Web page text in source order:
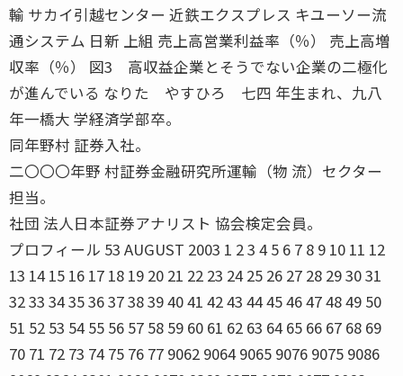
輸 サカイ引越センター 近鉄エクスプレス キユーソー流
通システム 日新 上組 売上高営業利益率（％） 売上高増
収率（％） 図3 高収益企業とそうでない企業の二極化
が進んでいる なりた やすひろ 七四 年生まれ、九八
年一橋大 学経済学部卒。
同年野村 証券入社。
二〇〇〇年野 村証券金融研究所運輸（物 流）セクター
担当。
社団 法人日本証券アナリスト 協会検定会員。
プロフィール 53 AUGUST 2003 1 2 3 4 5 6 7 8 9 10 11 12
13 14 15 16 17 18 19 20 21 22 23 24 25 26 27 28 29 30 31
32 33 34 35 36 37 38 39 40 41 42 43 44 45 46 47 48 49 50
51 52 53 54 55 56 57 58 59 60 61 62 63 64 65 66 67 68 69
70 71 72 73 74 75 76 77 9062 9064 9065 9076 9075 9086